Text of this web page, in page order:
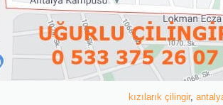
kızılarık çilingir,